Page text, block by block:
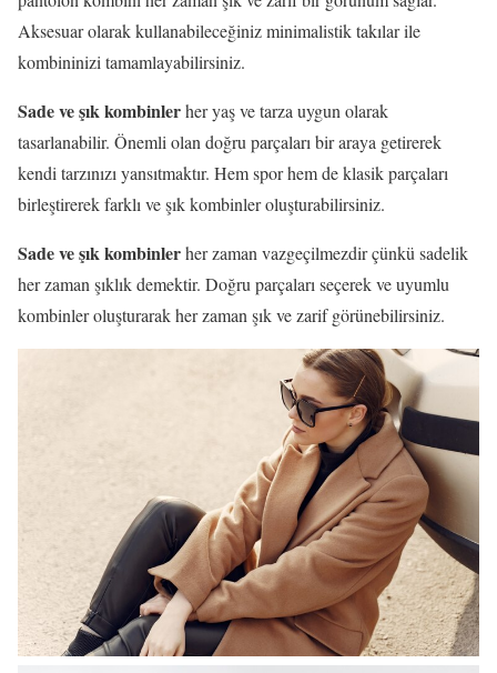
Aksesuar olarak kullanabileceğiniz minimalistik takılar ile
kombininizi tamamlayabilirsiniz.
Sade ve şık kombinlerher yaş ve tarza uygun olarak
tasarlanabilir. Önemli olan doğru parçaları bir araya getirerek
kendi tarzınızı yansıtmaktır. Hem spor hem de klasik parçaları
birleştirerek farklı ve şık kombinler oluşturabilirsiniz.
Sade ve şık kombinlerher zaman vazgeçilmezdir çünkü sadelik
her zaman şıklık demektir. Doğru parçaları seçerek ve uyumlu
kombinler oluşturarak her zaman şık ve zarif görünebilirsiniz.